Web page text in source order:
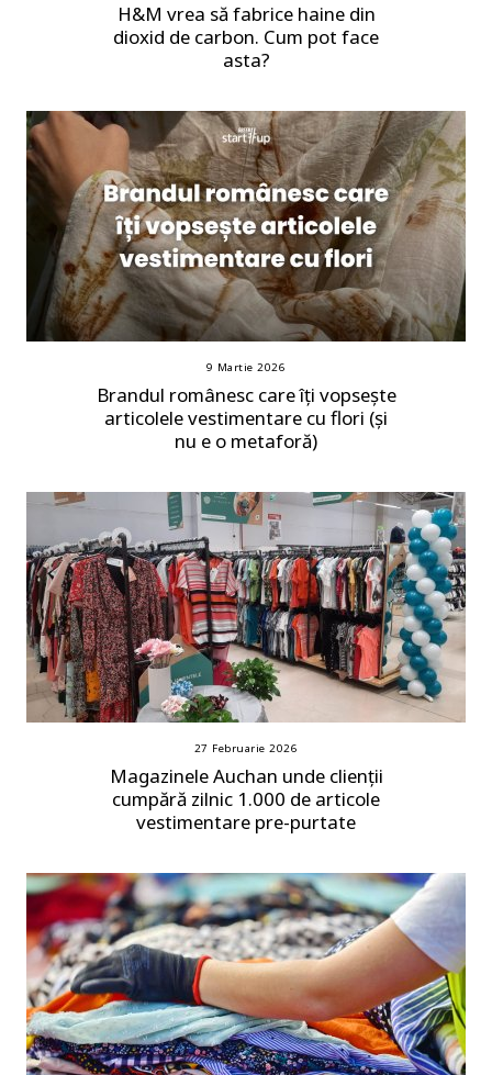
H&M vrea să fabrice haine din
dioxid de carbon. Cum pot face
asta?
9 Martie 2026
Brandul românesc care îți vopsește
articolele vestimentare cu flori (și
nu e o metaforă)
27 Februarie 2026
Magazinele Auchan unde clienții
cumpără zilnic 1.000 de articole
vestimentare pre-purtate